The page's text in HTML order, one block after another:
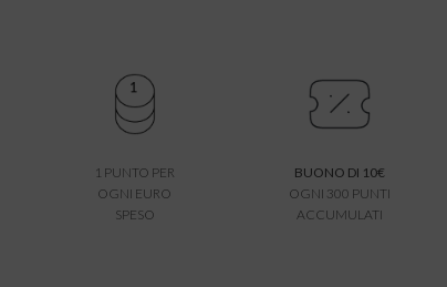
1 PUNTO PER
OGNI EURO
SPESO
BUONO DI 10€
OGNI 300 PUNTI
ACCUMULATI